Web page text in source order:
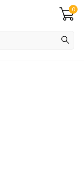
0